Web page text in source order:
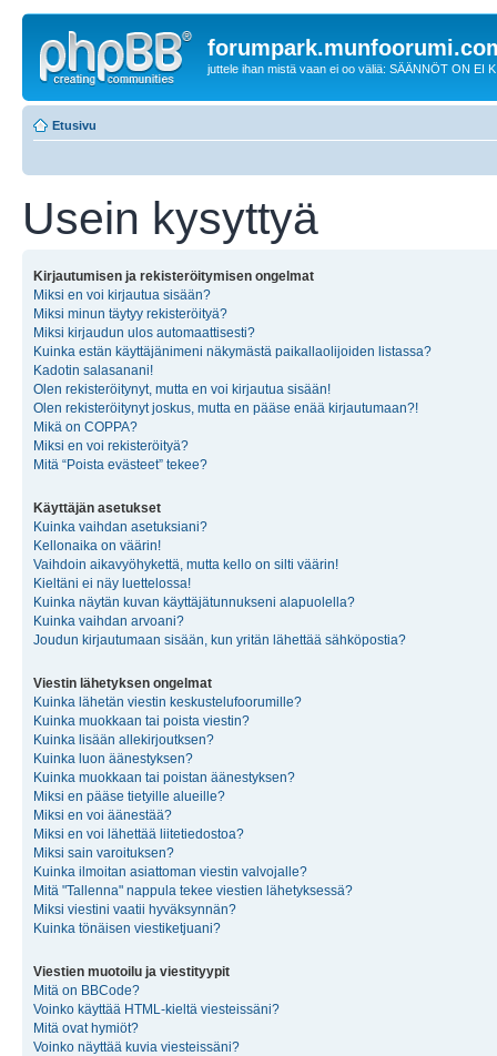
juttele ihan mistä vaan ei oo väliä: SÄÄNNÖT ON EI
Etusivu
Usein kysyttyä
Kirjautumisen ja rekisteröitymisen ongelmat
Miksi en voi kirjautua sisään?
Miksi minun täytyy rekisteröityä?
Miksi kirjaudun ulos automaattisesti?
Kuinka estän käyttäjänimeni näkymästä paikallaolijoiden listassa?
Kadotin salasanani!
Olen rekisteröitynyt, mutta en voi kirjautua sisään!
Olen rekisteröitynyt joskus, mutta en pääse enää kirjautumaan?!
Mikä on COPPA?
Miksi en voi rekisteröityä?
Mitä “Poista evästeet” tekee?
Käyttäjän asetukset
Kuinka vaihdan asetuksiani?
Kellonaika on väärin!
Vaihdoin aikavyöhykettä, mutta kello on silti väärin!
Kieltäni ei näy luettelossa!
Kuinka näytän kuvan käyttäjätunnukseni alapuolella?
Kuinka vaihdan arvoani?
Joudun kirjautumaan sisään, kun yritän lähettää sähköpostia?
Viestin lähetyksen ongelmat
Kuinka lähetän viestin keskustelufoorumille?
Kuinka muokkaan tai poista viestin?
Kuinka lisään allekirjoutksen?
Kuinka luon äänestyksen?
Kuinka muokkaan tai poistan äänestyksen?
Miksi en pääse tietyille alueille?
Miksi en voi äänestää?
Miksi en voi lähettää liitetiedostoa?
Miksi sain varoituksen?
Kuinka ilmoitan asiattoman viestin valvojalle?
Mitä "Tallenna" nappula tekee viestien lähetyksessä?
Miksi viestini vaatii hyväksynnän?
Kuinka tönäisen viestiketjuani?
Viestien muotoilu ja viestityypit
Mitä on BBCode?
Voinko käyttää HTML-kieltä viesteissäni?
Mitä ovat hymiöt?
Voinko näyttää kuvia viesteissäni?